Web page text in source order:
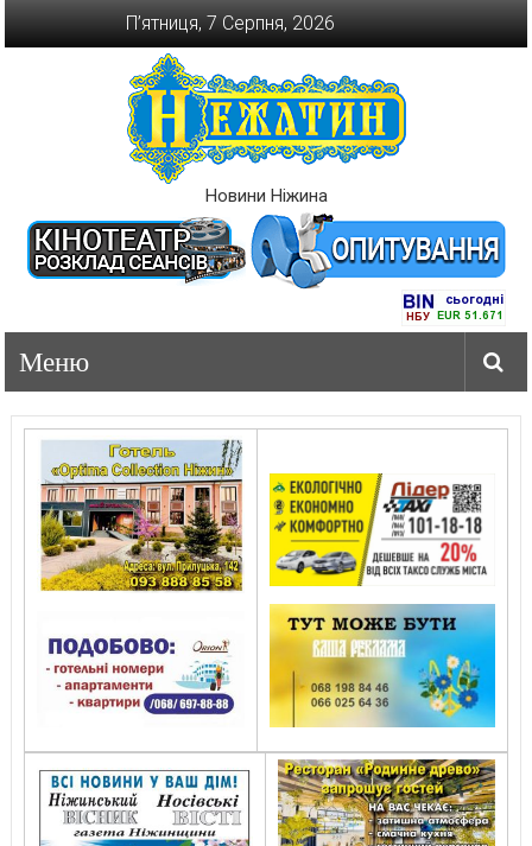
П’ятниця, 7 Серпня, 2026
Новини Ніжина